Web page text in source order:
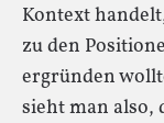
Kontext
zu den
ergründen
sieht man also,